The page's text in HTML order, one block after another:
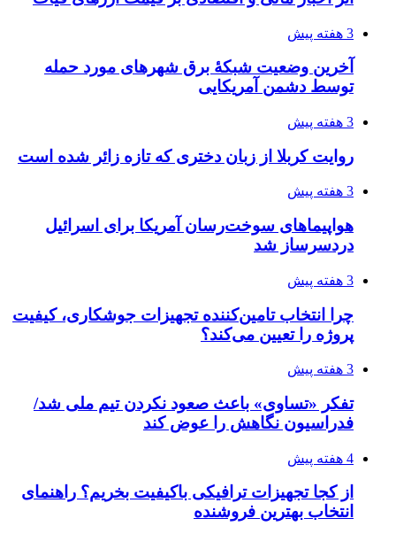
3 هفته پیش
آخرین وضعیت شبکۀ برق شهرهای مورد حمله
توسط دشمن آمریکایی
3 هفته پیش
روایت کربلا از زبان دختری که تازه زائر شده است
3 هفته پیش
هواپیماهای سوخت‌رسان آمریکا برای اسرائیل
دردسرساز شد
3 هفته پیش
چرا انتخاب تامین‌کننده تجهیزات جوشکاری، کیفیت
پروژه را تعیین می‌کند؟
3 هفته پیش
تفکر «تساوی» باعث صعود نکردن تیم ملی شد/
فدراسیون نگاهش را عوض کند
4 هفته پیش
از کجا تجهیزات ترافیکی باکیفیت بخریم؟ راهنمای
انتخاب بهترین فروشنده